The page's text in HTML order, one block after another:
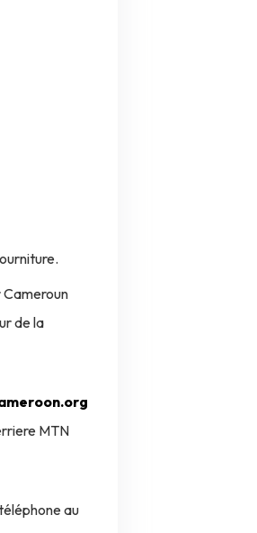
de la
MTN
au